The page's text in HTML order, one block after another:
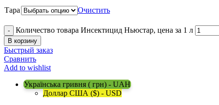
Тара Очистить
Количество товара Инсектицид Ньюстар, цена за 1 л
В корзину
Быстрый заказ
Сравнить
Add to wishlist
Українська гривня ( грн) - UAH
Доллар США ($) - USD